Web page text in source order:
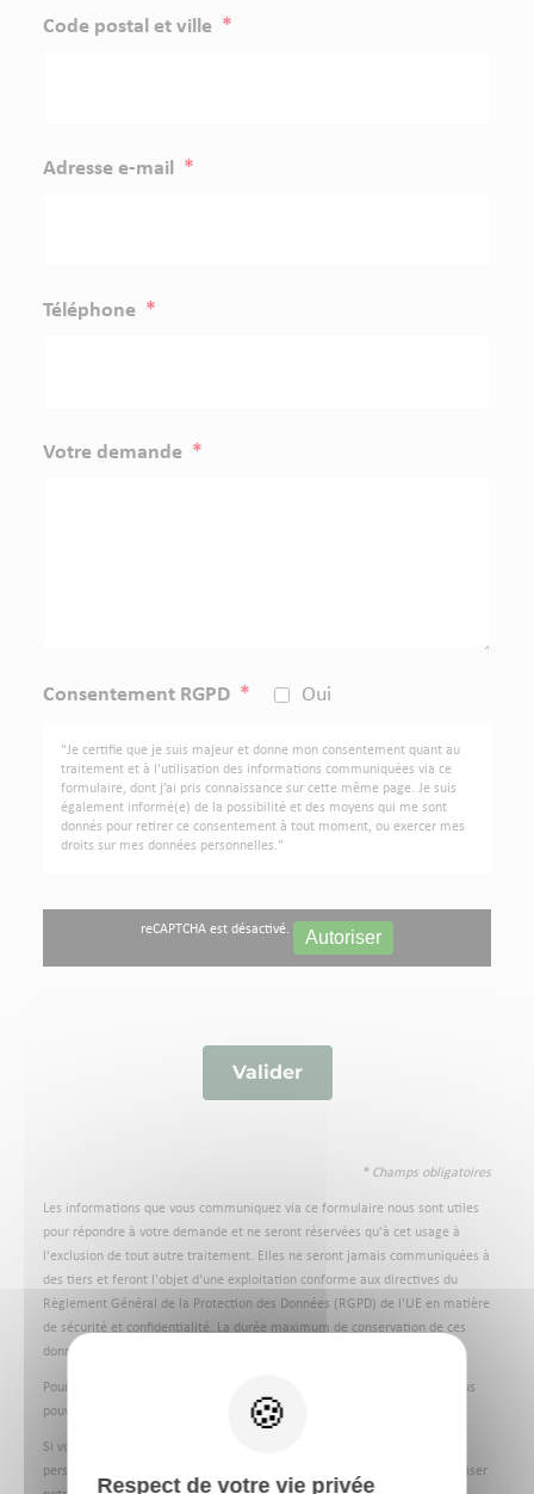
Code postal et ville *
Adresse e-mail *
Téléphone *
Votre demande *
Consentement RGPD * Oui
"Je certifie que je suis majeur et donne mon consentement quant au
traitement et à l'utilisation des informations communiquées via ce
formulaire, dont j’ai pris connaissance sur cette même page. Je suis
également informé(e) de la possibilité et des moyens qui me sont
donnés pour retirer ce consentement à tout moment, ou exercer mes
droits sur mes données personnelles."
reCAPTCHA est désactivé. Autoriser
* Champs obligatoires
Les informations que vous communiquez via ce formulaire nous sont utiles
pour répondre à votre demande et ne seront réservées qu'à cet usage à
l'exclusion de tout autre traitement. Elles ne seront jamais communiquées à
des tiers et feront l'objet d'une exploitation conforme aux directives du
Règlement Général de la Protection des Données (RGPD) de l'UE en matière
de sécurité et confidentialité. La durée maximum de conservation de ces
données est de trois ans.
Pour plus d'informations sur notre gestion des données personnelles, vous
pouvez consulter notre
Politique de confidentialité
Si vous souhaitez exercer vos droits sur l'utilisation de vos données
personnelles ou contacter le responsable de traitement, vous pouvez utiliser
Respect de votre vie privée